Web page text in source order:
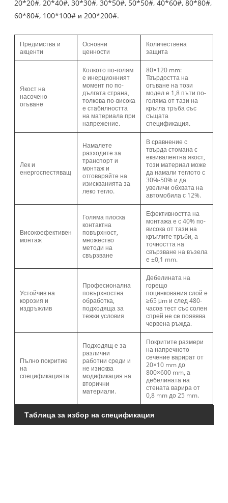
20*20#, 20*40#, 30*30#, 30*50#, 50*50#, 40*60#, 80*80#,
60*80#, 100*100# и 200*200#.
Предимства и
акценти
Основни
ценности
Количествена
защита
Якост на
насочено
огъване
Колкото по-голям
е инерционният
момент по по-
дългата страна,
толкова по-висока
е стабилността
на материала при
напрежение.
80×120 mm:
Твърдостта на
огъване на този
модел е 1,8 пъти по-
голяма от тази на
кръгла тръба със
същата
спецификация.
Лек и
енергоспестяващ
Намалете
разходите за
транспорт и
монтаж и
отговаряйте на
изискванията за
леко тегло.
В сравнение с
твърда стомана с
еквивалентна якост,
този материал може
да намали теглото с
30%-50% и да
увеличи обхвата на
автомобила с 12%.
Високоефективен
монтаж
Голяма плоска
контактна
повърхност,
множество
методи на
свързване
Ефективността на
монтажа е с 40% по-
висока от тази на
кръглите тръби, а
точността на
свързване на възела
е ±0,1 mm.
Устойчив на
корозия и
издръжлив
Професионална
повърхностна
обработка,
подходяща за
тежки условия
Дебелината на
горещо
поцинкования слой е
≥65 μm и след 480-
часов тест със солен
спрей не се появява
червена ръжда.
Пълно покритие
на
спецификацията
Подходящ е за
различни
работни среди и
не изисква
модификация на
вторични
материали.
Покритите размери
на напречното
сечение варират от
20×10 mm до
800×600 mm, а
дебелината на
стената варира от
0,8 mm до 25 mm.
Таблица за избор на спецификация